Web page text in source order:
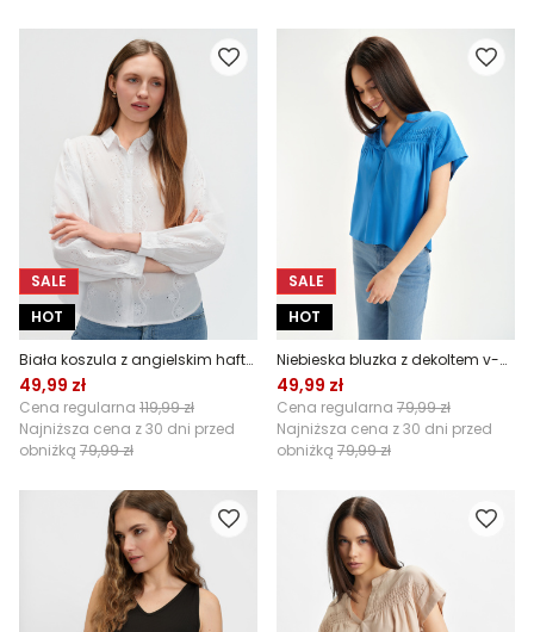
SALE
HOT
Biała koszula z angielskim haftem
49,99 zł
Cena regularna 119,99 zł
Najniższa cena z 30 dni przed
obniżką 79,99 zł
SALE
HOT
Niebieska bluzka z dekoltem v-neck
49,99 zł
Cena regularna 79,99 zł
Najniższa cena z 30 dni przed
obniżką 79,99 zł